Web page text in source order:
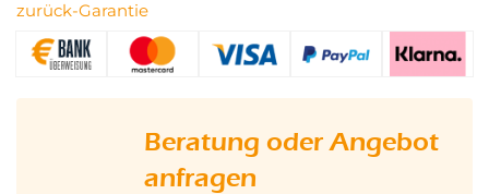
zurück-Garantie
Beratung oder Angebot
anfragen